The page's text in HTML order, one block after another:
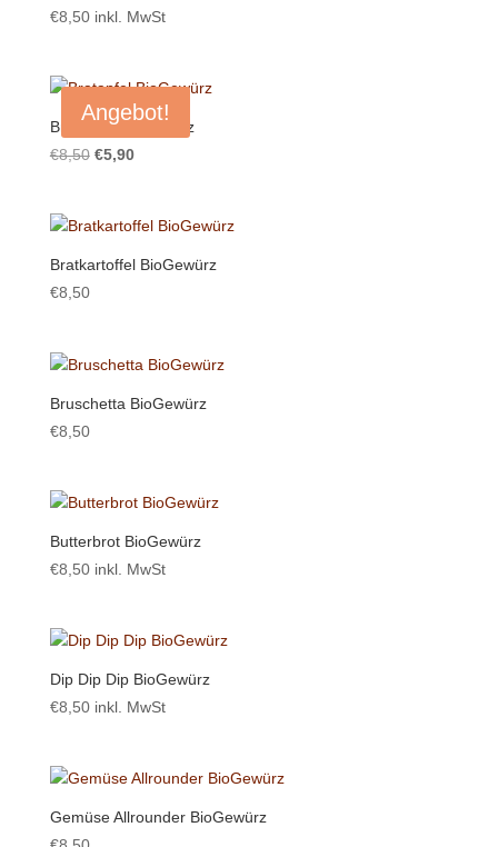
€8,50 inkl. MwSt
Angebot!
Bratapfel BioGewürz
€8,50 Ursprünglicher
€8,50
€5,90Aktueller
€5,90.
Bratkartoffel BioGewürz
€8,50
Bruschetta BioGewürz
€8,50
Butterbrot BioGewürz
€8,50 inkl. MwSt
Dip Dip Dip BioGewürz
€8,50 inkl. MwSt
Gemüse Allrounder BioGewürz